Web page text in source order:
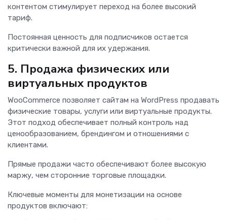
контентом стимулирует переход на более высокий
тариф.
Постоянная ценность для подписчиков остается
критически важной для их удержания.
5. Продажа физических или
виртуальных продуктов
WooCommerce позволяет сайтам на WordPress продавать
физические товары, услуги или виртуальные продукты.
Этот подход обеспечивает полный контроль над
ценообразованием, брендингом и отношениями с
клиентами.
Прямые продажи часто обеспечивают более высокую
маржу, чем сторонние торговые площадки.
Ключевые моменты для монетизации на основе
продуктов включают: